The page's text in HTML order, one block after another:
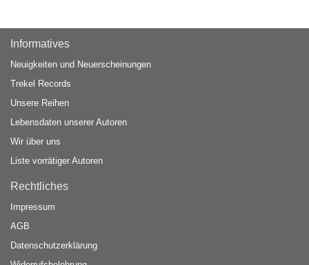
Informatives
Neuigkeiten und Neuerscheinungen
Trekel Records
Unsere Reihen
Lebensdaten unserer Autoren
Wir über uns
Liste vorrätiger Autoren
Rechtliches
Impressum
AGB
Datenschutzerklärung